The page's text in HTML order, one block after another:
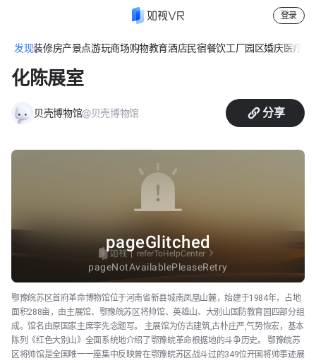
登录
发现装修房产景点游玩商场购物教育酒店民宿餐饮工厂园区婚庆医疗
鄂豫皖苏区首府革命博物馆-红廉文
化陈展室
贝壳博物馆@贝壳博物馆 分享
鄂豫皖苏区首府革命博物馆位于河南省新县城南凤凰山麓，始建于1984年，占地
面积288亩，由主展馆、鄂豫皖苏区将帅馆、英雄山、大别山国防教育园四部分组
成。馆名由原国家主席李先念题写。 主展馆为仿古建筑,古朴庄严,气势恢宏，基本
陈列《红色大别山》全面系统地介绍了鄂豫皖革命根据地的斗争历史。 鄂豫皖苏
区将帅馆是全国唯一一座集中反映曾在鄂豫皖苏区战斗过的349位开国将帅事迹展